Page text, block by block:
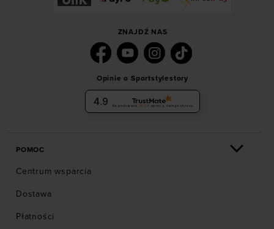
ZNAJDŹ NAS
Opinie o Sportstylestory
4.9 Na podstawie 6036 opinii z całego okresu
POMOC
Centrum wsparcia
Dostawa
Płatności